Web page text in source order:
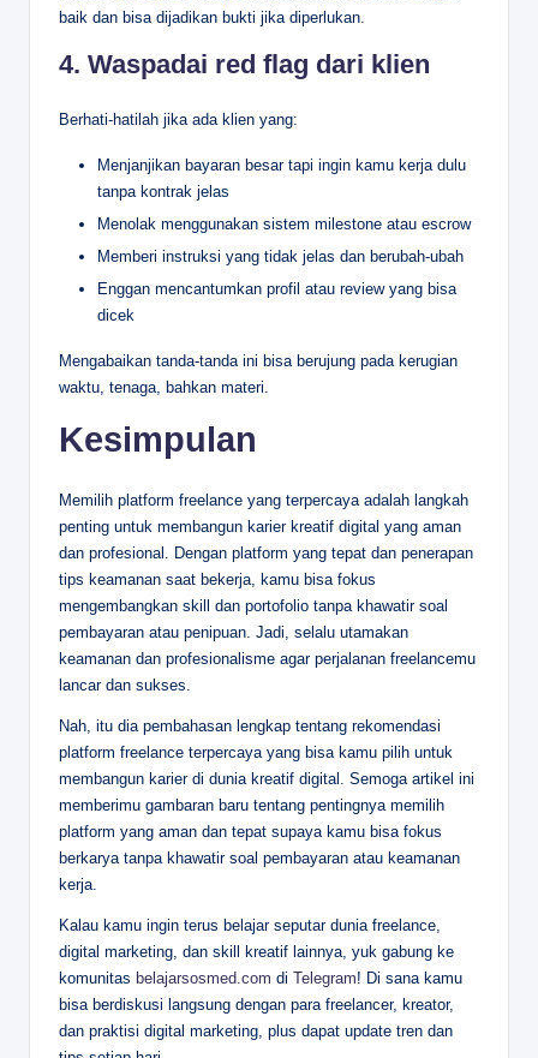
baik dan bisa dijadikan bukti jika diperlukan.
4. Waspadai red flag dari klien
Berhati-hatilah jika ada klien yang:
Menjanjikan bayaran besar tapi ingin kamu kerja dulu
tanpa kontrak jelas
Menolak menggunakan sistem milestone atau escrow
Memberi instruksi yang tidak jelas dan berubah-ubah
Enggan mencantumkan profil atau review yang bisa
dicek
Mengabaikan tanda-tanda ini bisa berujung pada kerugian
waktu, tenaga, bahkan materi.
Kesimpulan
Memilih platform freelance yang terpercaya adalah langkah
penting untuk membangun karier kreatif digital yang aman
dan profesional. Dengan platform yang tepat dan penerapan
tips keamanan saat bekerja, kamu bisa fokus
mengembangkan skill dan portofolio tanpa khawatir soal
pembayaran atau penipuan. Jadi, selalu utamakan
keamanan dan profesionalisme agar perjalanan freelancemu
lancar dan sukses.
Nah, itu dia pembahasan lengkap tentang rekomendasi
platform freelance terpercaya yang bisa kamu pilih untuk
membangun karier di dunia kreatif digital. Semoga artikel ini
memberimu gambaran baru tentang pentingnya memilih
platform yang aman dan tepat supaya kamu bisa fokus
berkarya tanpa khawatir soal pembayaran atau keamanan
kerja.
Kalau kamu ingin terus belajar seputar dunia freelance,
digital marketing, dan skill kreatif lainnya, yuk gabung ke
komunitas belajarsosmed.com di Telegram! Di sana kamu
bisa berdiskusi langsung dengan para freelancer, kreator,
dan praktisi digital marketing, plus dapat update tren dan